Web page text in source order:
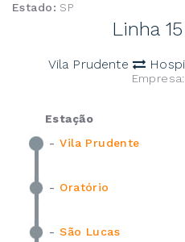
Estado: SP
Linha
Vila Prudente
Estação
-Vila Prudente
- Oratório
-São Lucas